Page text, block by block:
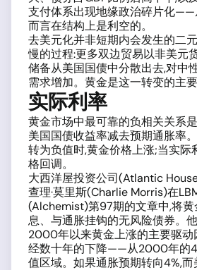
支付体系出现地缘政治碎片化——
而言在结构上是利空的。
去美元化并非短期内会发生的二
慢的过程:更多双边贸易以非美元
储备从美国国债中分散出去,对中
需求增加。黄金是这一转变的主要
实际利率
黄金市场中最可靠的负相关关系
美国国债收益率减去预期通胀率
转为负值时,黄金价格上涨;当实际
格回调。
大西洋屋投资公司(Atlantic
查理·莫里斯(Charlie Morris)在
(Alchemist)第97期的文章中,将黄
息、与通胀挂钩的无风险债券。
2000年以来黄金上涨的主要驱动
经数十年的下降——从2000年的
值区域。如果通胀预期转向4%,